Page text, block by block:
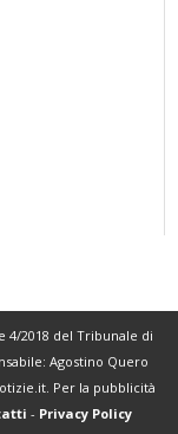
2018 del Tribunale di
Agostino Quero
. Per la pubblicità
- Privacy Policy